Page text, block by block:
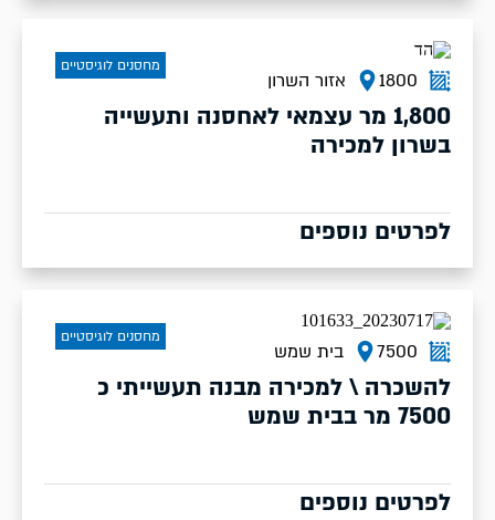
1800 אזור השרון
1,800 מר עצמאי לאחסנה ותעשייה
בשרון למכירה
לפרטים נוספים
מחסנים לוגיסטיים
7500 בית שמש
להשכרה \ למכירה מבנה תעשייתי כ
7500 מר בבית שמש
לפרטים נוספים
מחסנים לוגיסטיים